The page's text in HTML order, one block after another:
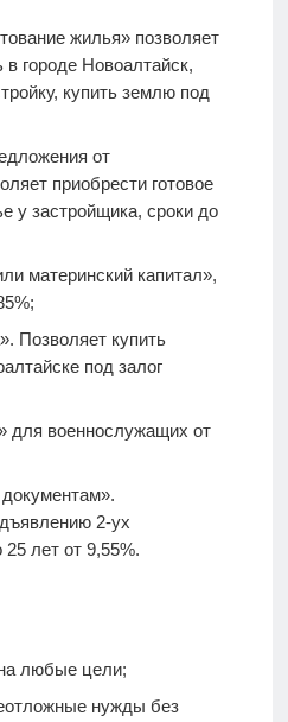
жилья» позволяет
городе Новоалтайск,
купить землю под
от
приобрести готовое
у застройщика, сроки до
материнский капитал»,
Позволяет купить
под залог
для военнослужащих от
2-ух
лет от 9,55%.
любые цели;
нужды без